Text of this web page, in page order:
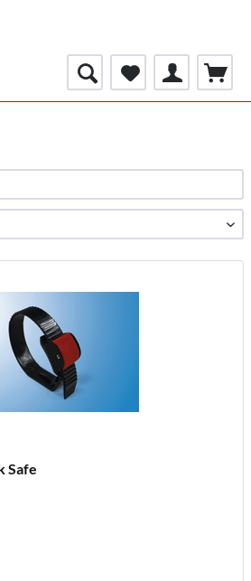
Safe